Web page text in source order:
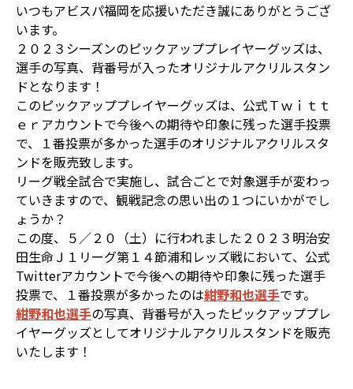
いつもアビスパ福岡を応援いただき誠にありがとうござ
います。
２０２３シーズンのピックアッププレイヤーグッズは、
選手の写真、背番号が入ったオリジナルアクリルスタン
ドとなります！
このピックアッププレイヤーグッズは、公式Ｔｗｉｔｔ
ｅｒアカウントで今後への期待や印象に残った選手投票
で、１番投票が多かった選手のオリジナルアクリルスタ
ンドを販売致します。
リーグ戦全試合で実施し、試合ごとで対象選手が変わっ
ていきますので、観戦記念の思い出の１つにいかがでし
ょうか？
この度、５／２０（土）に行われました２０２３明治安
田生命Ｊ１リーグ第１４節浦和レッズ戦において、公式
Twitterアカウントで今後への期待や印象に残った選手
投票で、１番投票が多かったのは紺野和也選手です。
紺野和也選手の写真、背番号が入ったピックアッププレ
イヤーグッズとしてオリジナルアクリルスタンドを販売
いたします！